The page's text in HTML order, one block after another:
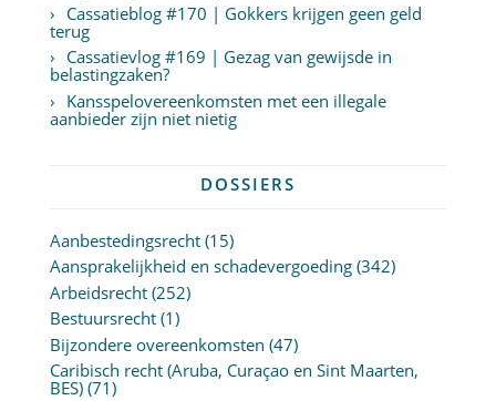
Cassatieblog #170 | Gokkers krijgen geen geld
terug
Cassatievlog #169 | Gezag van gewijsde in
belastingzaken?
Kansspelovereenkomsten met een illegale
aanbieder zijn niet nietig
DOSSIERS
Aanbestedingsrecht(15)
Aansprakelijkheid en schadevergoeding(342)
Arbeidsrecht(252)
Bestuursrecht(1)
Bijzondere overeenkomsten (47)
Caribisch recht (Aruba, Curaçao en Sint Maarten,
BES)(71)